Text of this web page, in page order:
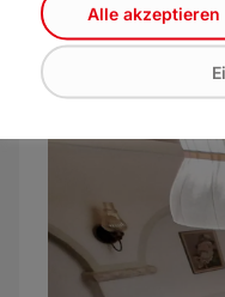
Veranstaltung teilen
Galerie
Alle akzeptieren